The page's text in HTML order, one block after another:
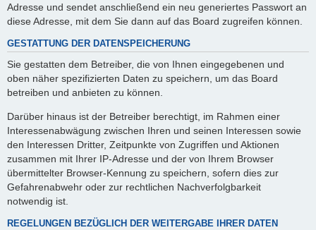
Adresse und sendet anschließend ein neu generiertes Passwort an
diese Adresse, mit dem Sie dann auf das Board zugreifen können.
GESTATTUNG DER DATENSPEICHERUNG
Sie gestatten dem Betreiber, die von Ihnen eingegebenen und
oben näher spezifizierten Daten zu speichern, um das Board
betreiben und anbieten zu können.
Darüber hinaus ist der Betreiber berechtigt, im Rahmen einer
Interessenabwägung zwischen Ihren und seinen Interessen sowie
den Interessen Dritter, Zeitpunkte von Zugriffen und Aktionen
zusammen mit Ihrer IP-Adresse und der von Ihrem Browser
übermittelter Browser-Kennung zu speichern, sofern dies zur
Gefahrenabwehr oder zur rechtlichen Nachverfolgbarkeit
notwendig ist.
REGELUNGEN BEZÜGLICH DER WEITERGABE IHRER DATEN